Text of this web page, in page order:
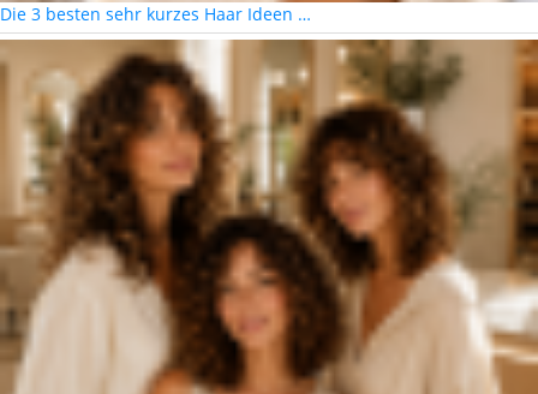
Die 3 besten sehr kurzes Haar Ideen …